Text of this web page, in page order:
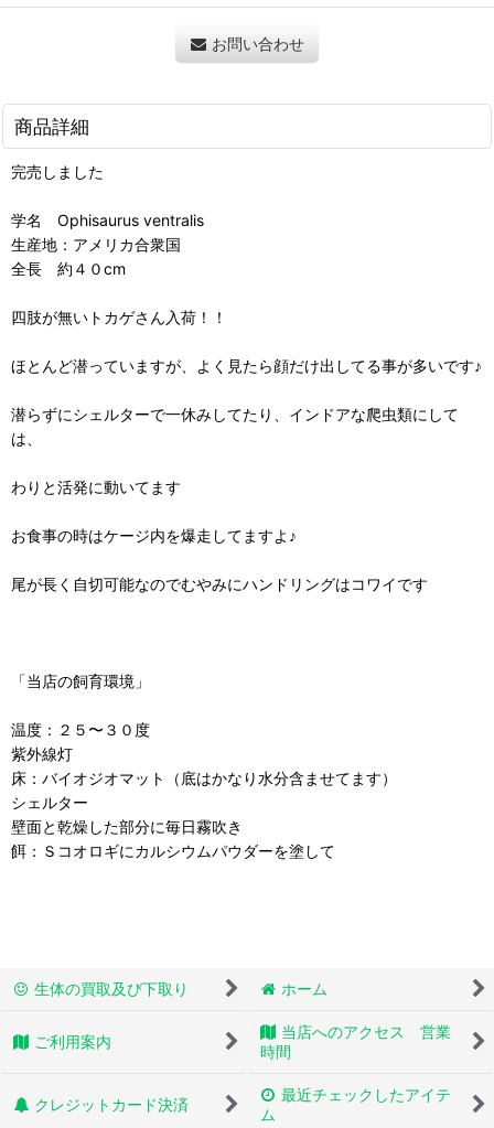
お問い合わせ
商品詳細
完売しました
学名 Ophisaurus ventralis
生産地：アメリカ合衆国
全長 約４０cm
四肢が無いトカゲさん入荷！！
ほとんど潜っていますが、よく見たら顔だけ出してる事が多いです♪
潜らずにシェルターで一休みしてたり、インドアな爬虫類にして
は、
わりと活発に動いてます
お食事の時はケージ内を爆走してますよ♪
尾が長く自切可能なのでむやみにハンドリングはコワイです
「当店の飼育環境」
温度：２５〜３０度
紫外線灯
床：バイオジオマット（底はかなり水分含ませてます）
シェルター
壁面と乾燥した部分に毎日霧吹き
餌：Ｓコオロギにカルシウムパウダーを塗して
生体の買取及び下取り ホーム
ご利用案内
当店へのアクセス 営業
時間
クレジットカード決済
最近チェックしたアイテ
ム